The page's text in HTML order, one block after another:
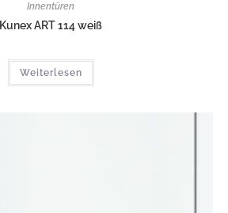
Innentüren
Kunex ART 114 weiß
Weiterlesen